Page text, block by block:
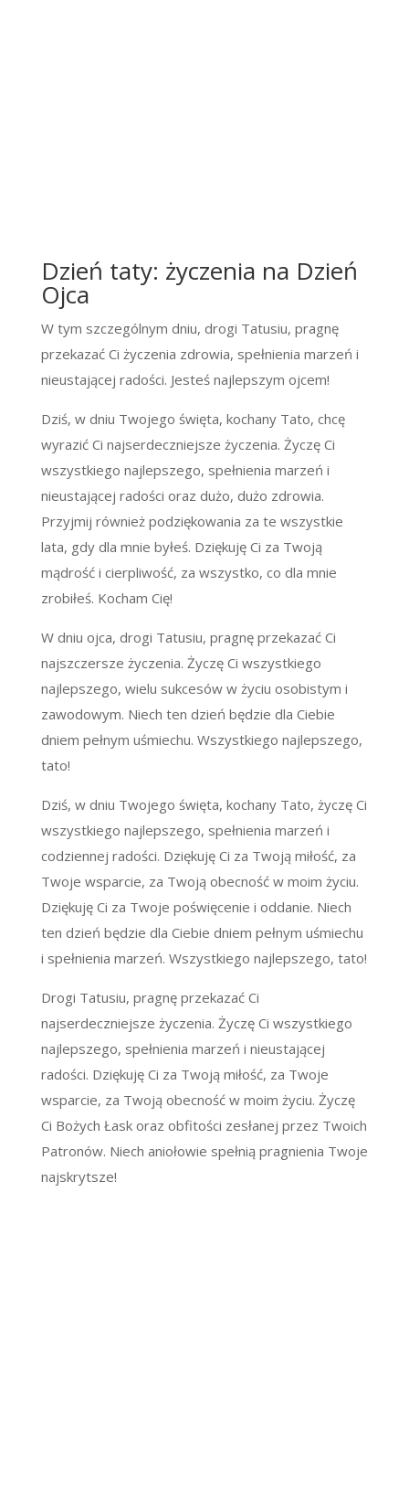
Dzień taty: życzenia na Dzień
Ojca
W tym szczególnym dniu, drogi Tatusiu, pragnę
przekazać Ci życzenia zdrowia, spełnienia marzeń i
nieustającej radości. Jesteś najlepszym ojcem!
Dziś, w dniu Twojego święta, kochany Tato, chcę
wyrazić Ci najserdeczniejsze życzenia. Życzę Ci
wszystkiego najlepszego, spełnienia marzeń i
nieustającej radości oraz dużo, dużo zdrowia.
Przyjmij również podziękowania za te wszystkie
lata, gdy dla mnie byłeś. Dziękuję Ci za Twoją
mądrość i cierpliwość, za wszystko, co dla mnie
zrobiłeś. Kocham Cię!
W dniu ojca, drogi Tatusiu, pragnę przekazać Ci
najszczersze życzenia. Życzę Ci wszystkiego
najlepszego, wielu sukcesów w życiu osobistym i
zawodowym. Niech ten dzień będzie dla Ciebie
dniem pełnym uśmiechu. Wszystkiego najlepszego,
tato!
Dziś, w dniu Twojego święta, kochany Tato, życzę Ci
wszystkiego najlepszego, spełnienia marzeń i
codziennej radości. Dziękuję Ci za Twoją miłość, za
Twoje wsparcie, za Twoją obecność w moim życiu.
Dziękuję Ci za Twoje poświęcenie i oddanie. Niech
ten dzień będzie dla Ciebie dniem pełnym uśmiechu
i spełnienia marzeń. Wszystkiego najlepszego, tato!
Drogi Tatusiu, pragnę przekazać Ci
najserdeczniejsze życzenia. Życzę Ci wszystkiego
najlepszego, spełnienia marzeń i nieustającej
radości. Dziękuję Ci za Twoją miłość, za Twoje
wsparcie, za Twoją obecność w moim życiu. Życzę
Ci Bożych Łask oraz obfitości zesłanej przez Twoich
Patronów. Niech aniołowie spełnią pragnienia Twoje
najskrytsze!